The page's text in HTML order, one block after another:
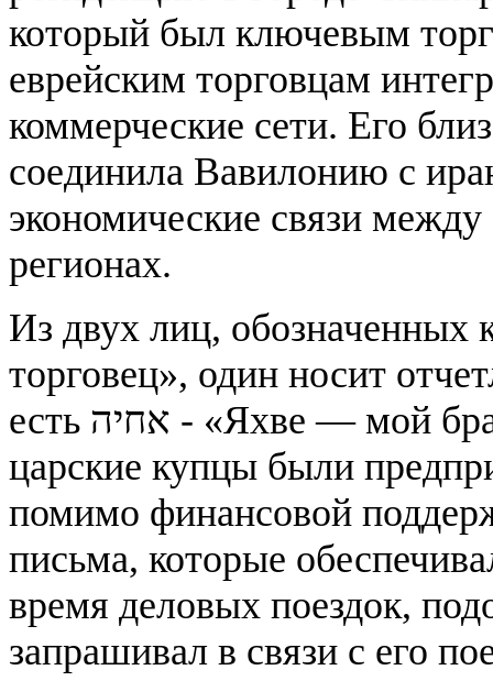
который был ключевым
еврейским торговцам
коммерческие сети. Его
соединила Вавилонию с
экономические связи
регионах.
Из двух лиц, обозначенных
торговец», один носит
есть אחיה - «Яхве — мой брат». Он и другие вавилонские
царские купцы были
помимо финансовой
письма, которые
время деловых поездок,
запрашивал в связи с его